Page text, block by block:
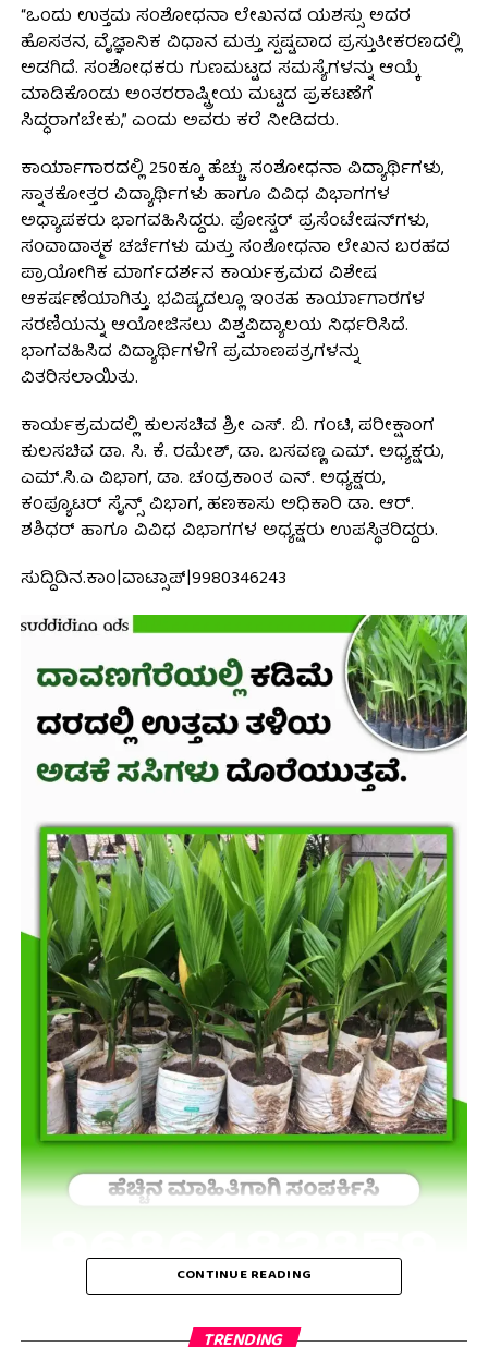
“ಒಂದು ಉತ್ತಮ ಸಂಶೋಧನಾ ಲೇಖನದ ಯಶಸ್ಸು ಅದರ
ಹೊಸತನ, ವೈಜ್ಞಾನಿಕ ವಿಧಾನ ಮತ್ತು ಸ್ಪಷ್ಟವಾದ ಪ್ರಸ್ತುತೀಕರಣದಲ್ಲಿ
ಅಡಗಿದೆ. ಸಂಶೋಧಕರು ಗುಣಮಟ್ಟದ ಸಮಸ್ಯೆಗಳನ್ನು ಆಯ್ಕೆ
ಮಾಡಿಕೊಂಡು ಅಂತರರಾಷ್ಟ್ರೀಯ ಮಟ್ಟದ ಪ್ರಕಟಣೆಗೆ
ಸಿದ್ಧರಾಗಬೇಕು,” ಎಂದು ಅವರು ಕರೆ ನೀಡಿದರು.
ಕಾರ್ಯಾಗಾರದಲ್ಲಿ 250ಕ್ಕೂ ಹೆಚ್ಚು ಸಂಶೋಧನಾ ವಿದ್ಯಾರ್ಥಿಗಳು,
ಸ್ನಾತಕೋತ್ತರ ವಿದ್ಯಾರ್ಥಿಗಳು ಹಾಗೂ ವಿವಿಧ ವಿಭಾಗಗಳ
ಅಧ್ಯಾಪಕರು ಭಾಗವಹಿಸಿದ್ದರು. ಪೋಸ್ಟರ್ ಪ್ರಸೆಂಟೇಷನ್‌ಗಳು,
ಸಂವಾದಾತ್ಮಕ ಚರ್ಚೆಗಳು ಮತ್ತು ಸಂಶೋಧನಾ ಲೇಖನ ಬರಹದ
ಪ್ರಾಯೋಗಿಕ ಮಾರ್ಗದರ್ಶನ ಕಾರ್ಯಕ್ರಮದ ವಿಶೇಷ
ಆಕರ್ಷಣೆಯಾಗಿತ್ತು. ಭವಿಷ್ಯದಲ್ಲೂ ಇಂತಹ ಕಾರ್ಯಾಗಾರಗಳ
ಸರಣಿಯನ್ನು ಆಯೋಜಿಸಲು ವಿಶ್ವವಿದ್ಯಾಲಯ ನಿರ್ಧರಿಸಿದೆ.
ಭಾಗವಹಿಸಿದ ವಿದ್ಯಾರ್ಥಿಗಳಿಗೆ ಪ್ರಮಾಣಪತ್ರಗಳನ್ನು
ವಿತರಿಸಲಾಯಿತು.
ಕಾರ್ಯಕ್ರಮದಲ್ಲಿ ಕುಲಸಚಿವ ಶ್ರೀ ಎಸ್. ಬಿ. ಗಂಟಿ, ಪರೀಕ್ಷಾಂಗ
ಕುಲಸಚಿವ ಡಾ. ಸಿ. ಕೆ. ರಮೇಶ್, ಡಾ. ಬಸವಣ್ಣ ಎಮ್. ಅಧ್ಯಕ್ಷರು,
ಎಮ್.ಸಿ.ಎ ವಿಭಾಗ, ಡಾ. ಚಂದ್ರಕಾಂತ ಎನ್. ಅಧ್ಯಕ್ಷರು,
ಕಂಪ್ಯೂಟರ್ ಸೈನ್ಸ್ ವಿಭಾಗ, ಹಣಕಾಸು ಅಧಿಕಾರಿ ಡಾ. ಆರ್.
ಶಶಿಧರ್ ಹಾಗೂ ವಿವಿಧ ವಿಭಾಗಗಳ ಅಧ್ಯಕ್ಷರು ಉಪಸ್ಥಿತರಿದ್ದರು.
ಸುದ್ದಿದಿನ.ಕಾಂ|ವಾಟ್ಸಾಪ್|9980346243
CONTINUE READING